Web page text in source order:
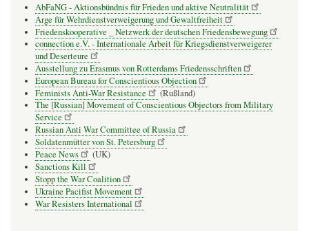
AbFaNG - Aktionsbündnis für Frieden und aktive Neutralität
Arge für Wehrdienstverweigerung und Gewaltfreiheit
Friedenskooperative _ Netzwerk der deutschen Friedensbewegung
connection e.V. - Inter­na­tio­nale Arbeit für Kriegs­dienst­ver­wei­gerer
und Deser­teure
Ausstellung zu Erasmus von Rotterdams Friedensschriften
European Bureau for Conscientious Objection
Feminists Anti-War Resistance
(Rußland)
The [Russian] Movement of Conscientious Objectors from Military
Service
Russian Anti War Committee of Russia
Soldatenmütter von St. Petersburg
Peace News
(UK)
Sanctions Kill
Stopp the War Coalition
Ukraine Pacifist Movement
War Resisters International